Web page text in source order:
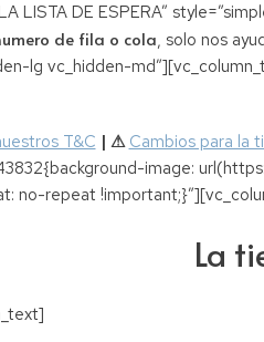
LISTA DE ESPERA”
de fila o cola, solo nos
lg vc_hidden-
T&C | ⚠ Cambios para la
image:
no-repeat
La